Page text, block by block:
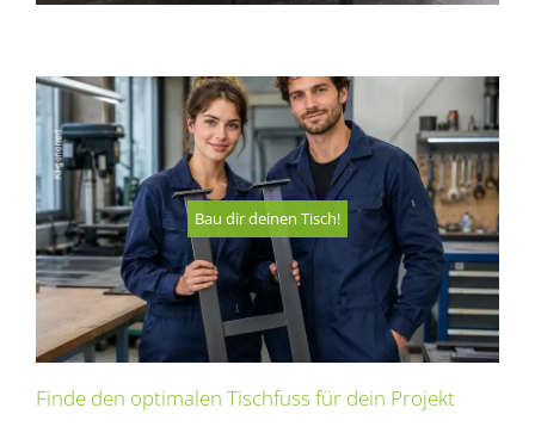
Bau dir deinen Tisch!
Finde den optimalen Tischfuss für dein Projekt